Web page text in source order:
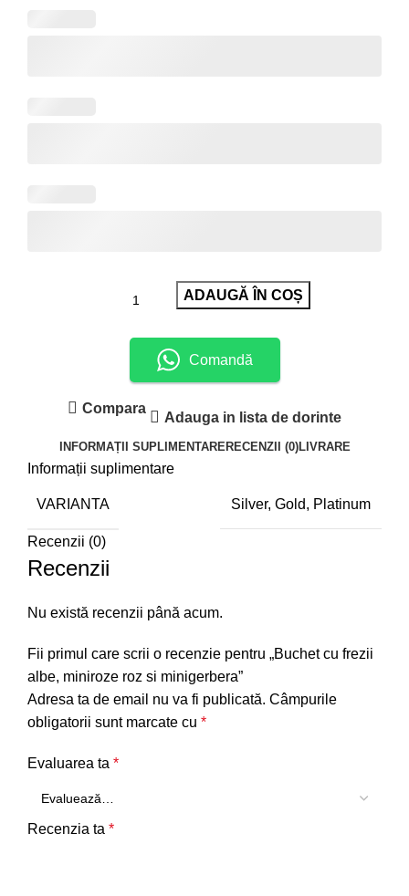
ADAUGĂ ÎN COȘ
Comandă
Compara
Adauga in lista de dorinte
INFORMAȚII SUPLIMENTARERECENZII (0)LIVRARE
Informații suplimentare
VARIANTA Silver, Gold, Platinum
Recenzii (0)
Recenzii
Nu există recenzii până acum.
Fii primul care scrii o recenzie pentru „Buchet cu frezii
albe, miniroze roz si minigerbera”
Adresa ta de email nu va fi publicată. Câmpurile
obligatorii sunt marcate cu *
Evaluarea ta *
Recenzia ta *